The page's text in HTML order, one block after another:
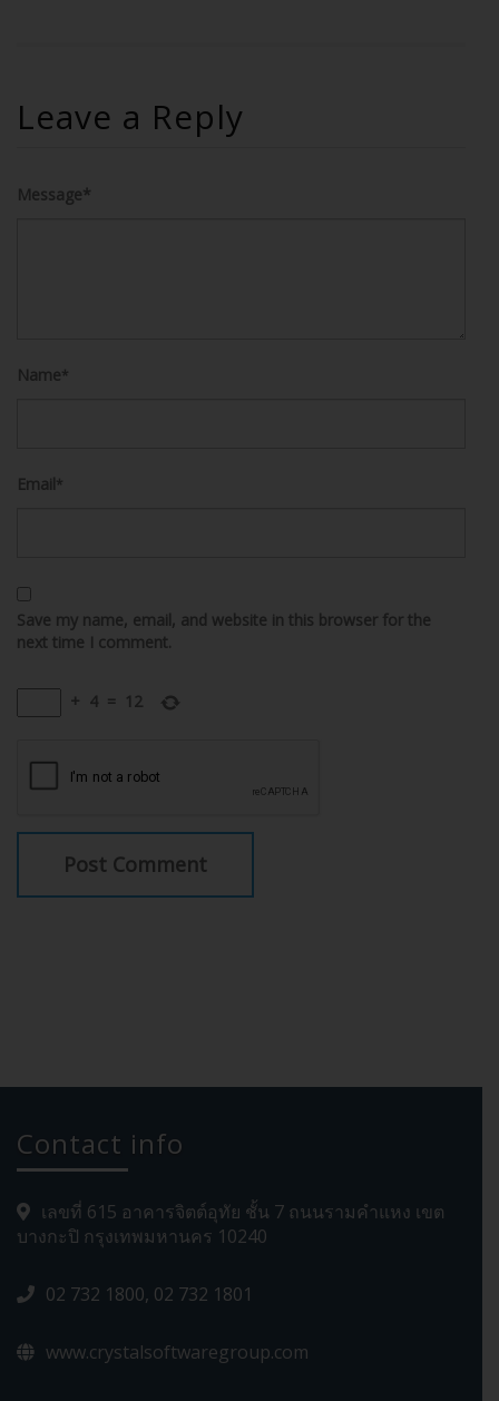
Leave a Reply
Message*
Name*
Email *
Save my name, email, and website in this browser for the
next time I comment.
+ 4 = 12
Contact info
เลขที่ 615 อาคารจิตต์อุทัย ชั้น 7 ถนนรามคำแหง เขต
บางกะปิ กรุงเทพมหานคร 10240
02 732 1800, 02 732 1801
www.crystalsoftwaregroup.com